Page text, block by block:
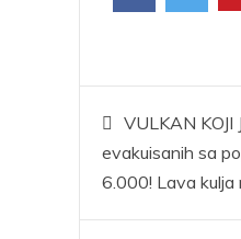
Kretanje
članka
VULKAN KOJI
evakuisanih sa
6.000! Lava kulja